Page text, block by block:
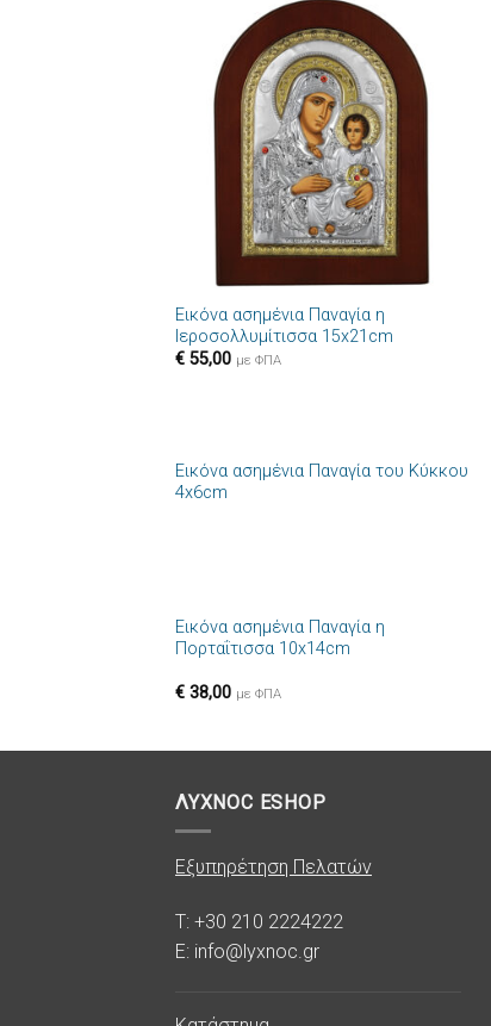
Πρόσθήκη
στην λίστα
επιθυμιών
Εικόνα ασημένια Παναγία η
Ιεροσολλυμίτισσα 15x21cm
€55,00 με ΦΠΑ
Πρόσθήκη
Εικόνα ασημένια Παναγία του Κύκκου
4x6cm
Εικόνα ασημένια Παναγία η
Πορταΐτισσα 10x14cm
€38,00 με ΦΠΑ
ΛΥΧΝΟC ESHOP
Εξυπηρέτηση Πελατών
T: +30 210 2224222
E: info@lyxnoc.gr